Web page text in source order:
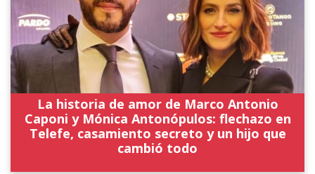
La historia de amor de Marco Antonio
Caponi y Mónica Antonópulos: flechazo en
Telefe, casamiento secreto y un hijo que
cambió todo